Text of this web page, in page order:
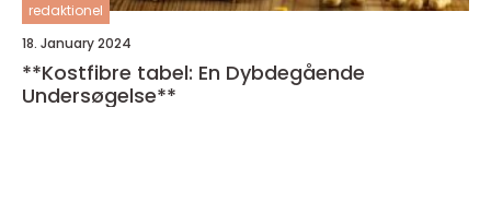
redaktionel
18. January 2024
**Kostfibre tabel: En Dybdegående
Undersøgelse**